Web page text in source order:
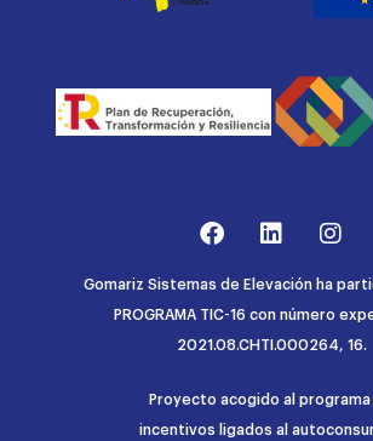
Gomariz Sistemas de Elevación ha
PROGRAMA TIC-16 con número
2021.08.CHTI.000264, 16.
Proyecto acogido al programa
incentivos ligados al